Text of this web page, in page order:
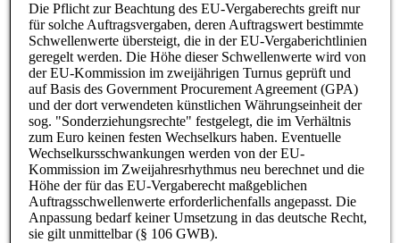
Die Pflicht zur Beachtung des EU-Vergaberechts greift nur
für solche Auftragsvergaben, deren Auftragswert bestimmte
Schwellenwerte übersteigt, die in der EU-Vergaberichtlinien
geregelt werden. Die Höhe dieser Schwellenwerte wird von
der EU-Kommission im zweijährigen Turnus geprüft und
auf Basis des Government Procurement Agreement (GPA)
und der dort verwendeten künstlichen Währungseinheit der
sog. "Sonderziehungsrechte" festgelegt, die im Verhältnis
zum Euro keinen festen Wechselkurs haben. Eventuelle
Wechselkursschwankungen werden von der EU-
Kommission im Zweijahresrhythmus neu berechnet und die
Höhe der für das EU-Vergaberecht maßgeblichen
Auftragsschwellenwerte erforderlichenfalls angepasst. Die
Anpassung bedarf keiner Umsetzung in das deutsche Recht,
sie gilt unmittelbar (§ 106 GWB).